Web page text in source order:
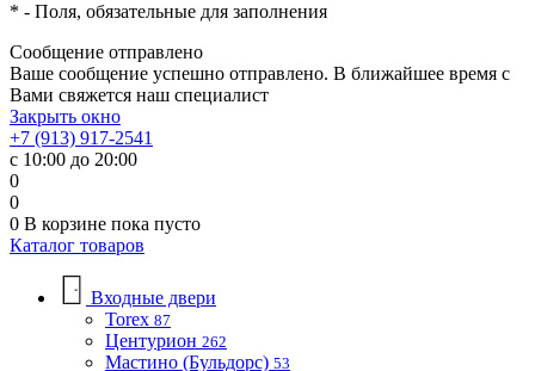
* - Поля, обязательные для заполнения
Сообщение отправлено
Ваше сообщение успешно отправлено. В ближайшее время с
Вами свяжется наш специалист
Закрыть окно
+7 (913) 917-2541
с 10:00 до 20:00
0
0
0 В корзине пока пусто
Каталог товаров
Входные двери
Torex 87
Центурион 262
Мастино (Бульдорс) 53